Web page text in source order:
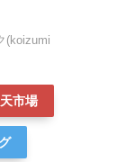
(koizumi
市場